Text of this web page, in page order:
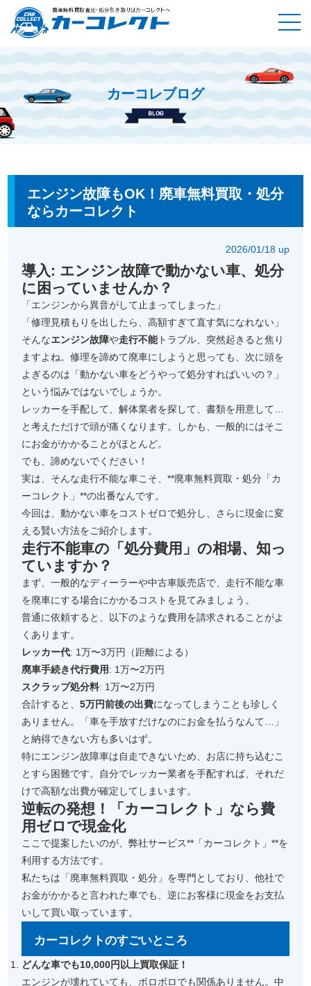
カーコレブログ
ホーム カーコレブログ
エンジン故障もOK！廃車無料買取・
処分ならカーコレクト
エンジン故障もOK！廃車無料買取・処分
ならカーコレクト
2026/01/18 up
導入: エンジン故障で動かない車、処分
に困っていませんか？
「エンジンから異音がして止まってしまった」
「修理見積もりを出したら、高額すぎて直す気になれない」
そんなエンジン故障や走行不能トラブル、突然起きると焦り
ますよね。修理を諦めて廃車にしようと思っても、次に頭を
よぎるのは「動かない車をどうやって処分すればいいの？」
という悩みではないでしょうか。
レッカーを手配して、解体業者を探して、書類を用意して…
と考えただけで頭が痛くなります。しかも、一般的にはそこ
にお金がかかることがほとんど。
でも、諦めないでください！
実は、そんな走行不能な車こそ、**廃車無料買取・処分「カ
ーコレクト」**の出番なんです。
今回は、動かない車をコストゼロで処分し、さらに現金に変
える賢い方法をご紹介します。
走行不能車の「処分費用」の相場、知っ
ていますか？
まず、一般的なディーラーや中古車販売店で、走行不能な車
を廃車にする場合にかかるコストを見てみましょう。
普通に依頼すると、以下のような費用を請求されることがよ
くあります。
レッカー代: 1万〜3万円（距離による）
廃車手続き代行費用: 1万〜2万円
スクラップ処分料: 1万〜2万円
合計すると、5万円前後の出費になってしまうことも珍しく
ありません。「車を手放すだけなのにお金を払うなんて…」
と納得できない方も多いはず。
特にエンジン故障車は自走できないため、お店に持ち込むこ
とすら困難です。自分でレッカー業者を手配すれば、それだ
けで高額な出費が確定してしまいます。
逆転の発想！「カーコレクト」なら費
用ゼロで現金化
ここで提案したいのが、弊社サービス**「カーコレクト」**を
利用する方法です。
私たちは「廃車無料買取・処分」を専門としており、他社で
お金がかかると言われた車でも、逆にお客様に現金をお支払
いして買い取っています。
カーコレクトのすごいところ
どんな車でも10,000円以上買取保証！
エンジンが壊れていても、ボロボロでも関係ありません。中